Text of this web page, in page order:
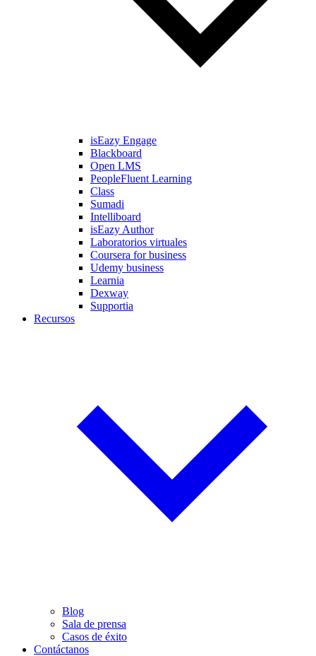
isEazy Engage
Blackboard
Open LMS
PeopleFluent Learning
Class
Sumadi
Intelliboard
isEazy Author
Laboratorios virtuales
Coursera for business
Udemy business
Learnia
Dexway
Supportia
Recursos
Blog
Sala de prensa
Casos de éxito
Contáctanos